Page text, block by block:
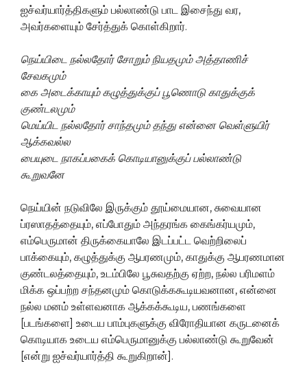
ஐச்வர்யார்த்திகளும் பல்லாண்டு பாட இசைந்து வர,
அவர்களையும் சேர்த்துக் கொள்கிறார்.
நெய்யிடை நல்லதோர் சோறும் நியதமும் அத்தாணிச்
சேவகமும்
கை அடைக்காயும் கழுத்துக்குப் பூணொடு காதுக்குக்
குண்டலமும்
மெய்யிட நல்லதோர் சாந்தமும் தந்து என்னை வெள்ளுயிர்
ஆக்கவல்ல
பையுடை நாகப்பகைக் கொடியானுக்குப் பல்லாண்டு
கூறுவனே
நெய்யின் நடுவிலே இருக்கும் தூய்மையான, சுவையான
ப்ரஸாதத்தையும், எப்போதும் அந்தரங்க கைங்கர்யமும்,
எம்பெருமான் திருக்கையாலே இடப்பட்ட வெற்றிலைப்
பாக்கையும், கழுத்துக்கு ஆபரணமும், காதுக்கு ஆபரணமான
குண்டலத்தையும், உடம்பிலே பூசுவதற்கு ஏற்ற, நல்ல பரிமளம்
மிக்க ஒப்பற்ற சந்தனமும் கொடுக்ககூடியவனான, என்னை
நல்ல மனம் உள்ளவனாக ஆக்கக்கூடிய, பணங்களை
[படங்களை] உடைய பாம்புகளுக்கு விரோதியான கருடனைக்
கொடியாக உடைய எம்பெருமானுக்கு பல்லாண்டு கூறுவேன்
[என்று ஐச்வர்யார்த்தி கூறுகிறான்].